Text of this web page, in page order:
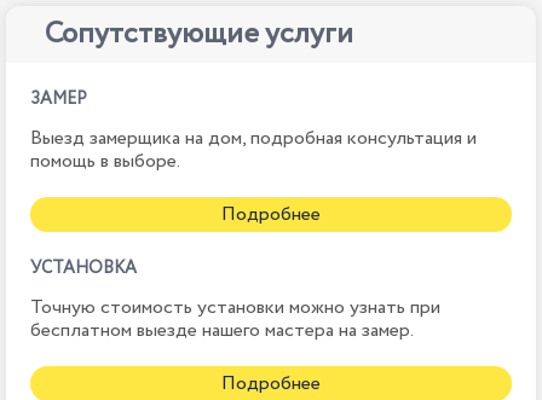
Сопутствующие услуги
ЗАМЕР
Выезд замерщика на дом, подробная консультация и
помощь в выборе.
Подробнее
УСТАНОВКА
Точную стоимость установки можно узнать при
бесплатном выезде нашего мастера на замер.
Подробнее